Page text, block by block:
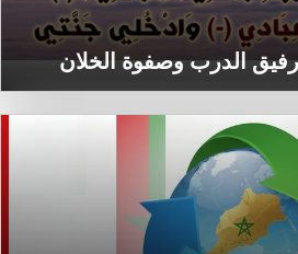
الدرب وصفوة الخلان